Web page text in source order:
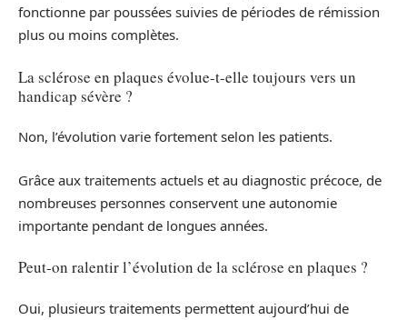
fonctionne par poussées suivies de périodes de rémission
plus ou moins complètes.
La sclérose en plaques évolue-t-elle toujours vers un
handicap sévère ?
Non, l’évolution varie fortement selon les patients.
Grâce aux traitements actuels et au diagnostic précoce, de
nombreuses personnes conservent une autonomie
importante pendant de longues années.
Peut-on ralentir l’évolution de la sclérose en plaques ?
Oui, plusieurs traitements permettent aujourd’hui de